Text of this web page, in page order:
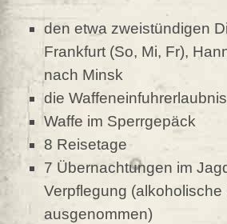
den etwa zweistündigen
Frankfurt (So, Mi, Fr),
nach Minsk
die Waffeneinfuhrerlaubnis
Waffe im Sperrgepäck
8 Reisetage
7 Übernachtungen im
Verpflegung (alkoholische
ausgenommen)